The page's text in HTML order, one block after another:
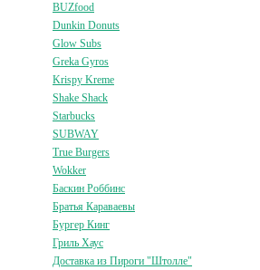
BUZfood
Dunkin Donuts
Glow Subs
Greka Gyros
Krispy Kreme
Shake Shack
Starbucks
SUBWAY
True Burgers
Wokker
Баскин Роббинс
Братья Караваевы
Бургер Кинг
Гриль Хаус
Доставка из Пироги "Штолле"